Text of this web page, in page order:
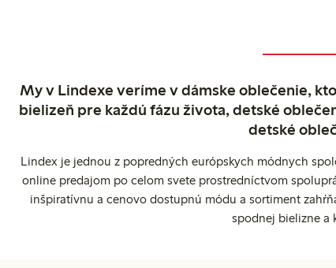
My v Lindexe veríme v dámske oblečenie,
bielizeň pre každú fázu života, detské
detské
Lindex je jednou z popredných európskych módnych
online predajom po celom svete prostredníctvom
inšpiratívnu a cenovo dostupnú módu a sortiment
spodnej bielizne a